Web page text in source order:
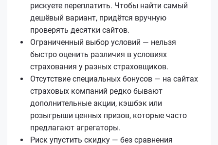
рискуете переплатить. Чтобы найти самый
дешёвый вариант, придётся вручную
проверять десятки сайтов.
Ограниченный выбор условий — нельзя
быстро оценить различия в условиях
страхования у разных страховщиков.
Отсутствие специальных бонусов — на сайтах
страховых компаний редко бывают
дополнительные акции, кэшбэк или
розыгрыши ценных призов, которые часто
предлагают агрегаторы.
Риск упустить скидку — без сравнения